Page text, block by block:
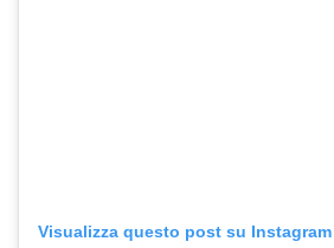
Visualizza questo post su Instagram